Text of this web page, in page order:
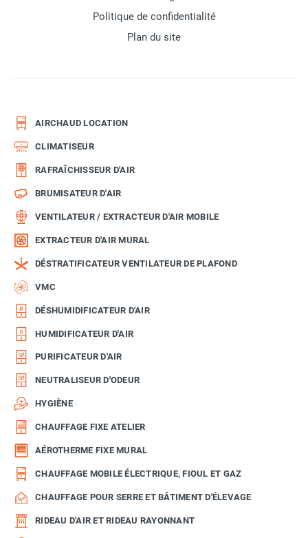
Politique de confidentialité
Plan du site
AIRCHAUD LOCATION
CLIMATISEUR
RAFRAÎCHISSEUR D'AIR
BRUMISATEUR D'AIR
VENTILATEUR / EXTRACTEUR D'AIR MOBILE
EXTRACTEUR D'AIR MURAL
DÉSTRATIFICATEUR VENTILATEUR DE PLAFOND
VMC
DÉSHUMIDIFICATEUR D'AIR
HUMIDIFICATEUR D'AIR
PURIFICATEUR D'AIR
NEUTRALISEUR D'ODEUR
HYGIÈNE
CHAUFFAGE FIXE ATELIER
AÉROTHERME FIXE MURAL
CHAUFFAGE MOBILE ÉLECTRIQUE, FIOUL ET GAZ
CHAUFFAGE POUR SERRE ET BÂTIMENT D'ÉLEVAGE
RIDEAU D'AIR ET RIDEAU RAYONNANT